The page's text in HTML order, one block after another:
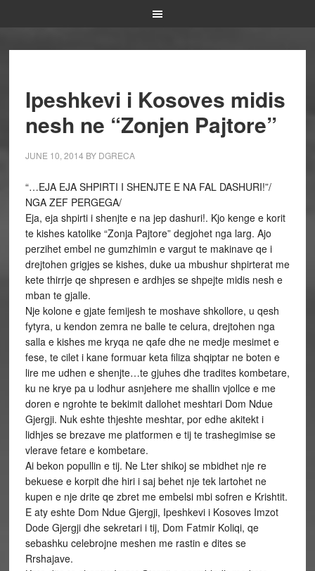
Ipeshkevi i Kosoves midis
nesh ne “Zonjen Pajtore”
JUNE 10, 2014 BY DGRECA
“…EJA EJA SHPIRTI I SHENJTE E NA FAL DASHURI!”/
NGA ZEF PERGEGA/
Eja, eja shpirti i shenjte e na jep dashuri!. Kjo kenge e korit
te kishes katolike “Zonja Pajtore” degjohet nga larg. Ajo
perzihet embel ne gumzhimin e vargut te makinave qe i
drejtohen grigjes se kishes, duke ua mbushur shpirterat me
kete thirrje qe shpresen e ardhjes se shpejte midis nesh e
mban te gjalle.
Nje kolone e gjate femijesh te moshave shkollore, u qesh
fytyra, u kendon zemra ne balle te celura, drejtohen nga
salla e kishes me kryqa ne qafe dhe ne medje mesimet e
fese, te cilet i kane formuar keta filiza shqiptar ne boten e
lire me udhen e shenjte…te gjuhes dhe tradites kombetare,
ku ne krye pa u lodhur asnjehere me shallin vjollce e me
doren e ngrohte te bekimit dallohet meshtari Dom Ndue
Gjergji. Nuk eshte thjeshte meshtar, por edhe akitekt i
lidhjes se brezave me platformen e tij te trashegimise se
vlerave fetare e kombetare.
Ai bekon popullin e tij. Ne Lter shikoj se mbidhet nje re
bekuese e korpit dhe hiri i saj behet nje tek lartohet ne
kupen e nje drite qe zbret me embelsi mbi sofren e Krishtit.
E aty eshte Dom Ndue Gjergji, Ipeshkevi i Kosoves Imzot
Dode Gjergji dhe sekretari i tij, Dom Fatmir Koliqi, qe
sebashku celebrojne meshen me rastin e dites se
Rrshajave.